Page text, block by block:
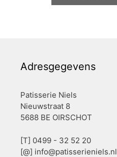
Adresgegevens
Patisserie Niels
Nieuwstraat 8
5688 BE OIRSCHOT
[T] 0499 - 32 52 20
[@] info@patisserieniels.nl